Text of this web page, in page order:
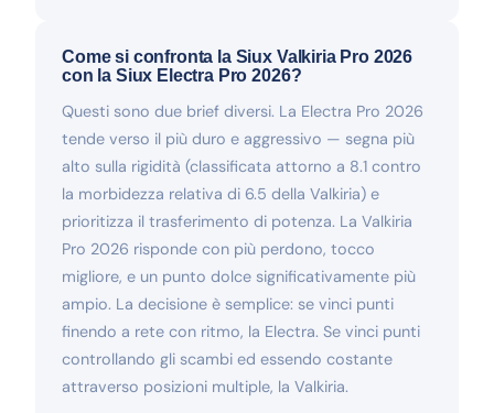
Come si confronta la Siux Valkiria Pro 2026
con la Siux Electra Pro 2026?
Questi sono due brief diversi. La Electra Pro 2026
tende verso il più duro e aggressivo — segna più
alto sulla rigidità (classificata attorno a 8.1 contro
la morbidezza relativa di 6.5 della Valkiria) e
prioritizza il trasferimento di potenza. La Valkiria
Pro 2026 risponde con più perdono, tocco
migliore, e un punto dolce significativamente più
ampio. La decisione è semplice: se vinci punti
finendo a rete con ritmo, la Electra. Se vinci punti
controllando gli scambi ed essendo costante
attraverso posizioni multiple, la Valkiria.